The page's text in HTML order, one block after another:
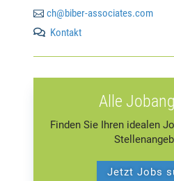
ch@biber-associates.com
 Kontakt
Alle
Finden Sie Ihren idealen
Jetzt Jobs